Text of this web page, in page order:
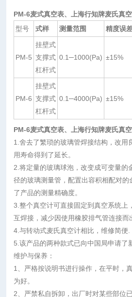
PM-6麦式真空表、上海行知牌麦氏真
型号 式样 测量范围 精度误
PM-5
挂壁式
支撑式
杠杆式
0.1─1000(Pa) ±15%
PM-6
挂壁式
支撑式
杠杆式
0.1─4000(Pa) ±15%
PM-6麦式真空表、上海行知牌麦氏真
1.舍去了繁琐的玻璃管焊接结构，改用
用寿命得到了延长。
2.将定量的玻璃球泡，改变成可变量的
径的玻璃测量管，配置出容积相配对的
了产品的测量精确度。
3.整个真空计可直接固定到真空系统上
互焊接，减少因使用橡胶排气管连接而
4.与转动式麦氏真空计相比，维修简便.
5.该产品的两种款式已向中国局申请了
维护与保养：
1、严格按说明书进行操作，在平时，
为好。
2、严禁私自拆卸，出厂时对某些部位